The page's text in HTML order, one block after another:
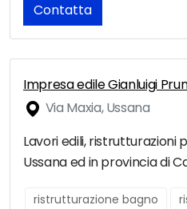
Contatta
Impresa edile Gianluigi
Via Maxia, Ussana
Lavori edili, ristrutturazioni
Ussana ed in provincia di
ristrutturazione bagno